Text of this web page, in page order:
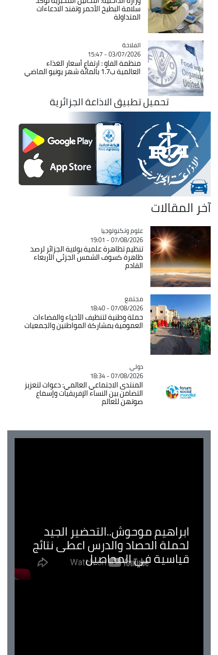
سلامة البطيخ الأحمر وتفند الادعاءات
المتداولة
Catégorie
الفلاحة
03/07/2026 - 15:47
منظمة الفاو : ارتفاع أسعار الغذاء
العالمية ب1.7 بالمائة شهر يونيو الماضي
تحميل تطبيق الاذاعة الجزائرية
آخر المقالات
Catégorie
علوم وتكنولوجيا
07/08/2026 - 19:01
تنظيم تظاهرة علمية بولاية الجزائر لرصد
ظاهرة كسوف الشمس الجزئي الأربعاء
القادم
Catégorie
مجتمع
07/08/2026 - 18:40
حملة وطنية لتنظيف الأحياء والفضاءات
العمومية بمشاركة المواطنين والجمعيات
Catégorie
دولي
07/08/2026 - 18:34
المنتدى الاجتماعي العالمي: دعوات لتعزيز
التضامن بين النساء الإفريقيات وإسماع
صوتهن للعالم
ابراهيم موحوش..التحضير الجيد
لحملة الحصاد والدرس اعطى نتائج
قياسية في المحاصيل